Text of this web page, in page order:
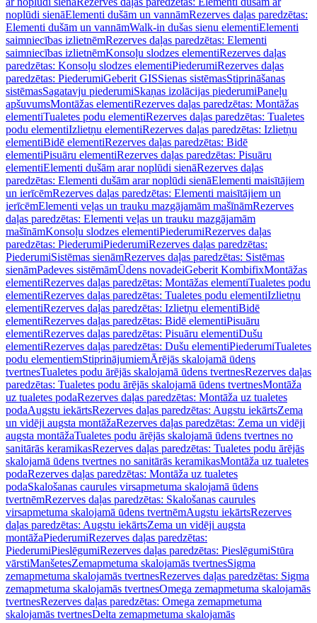
noplūdi sienāElementi dušām un vannāmRezerves daļas paredzētas:
Elementi dušām un vannāmWalk-in dušas sienu elementiElementi
saimniecības izlietnēmRezerves daļas paredzētas: Elementi
saimniecības izlietnēmKonsoļu slodzes elementiRezerves daļas
paredzētas: Konsoļu slodzes elementiPiederumiRezerves daļas
paredzētas: PiederumiGeberit GISSienas sistēmasStiprināšanas
sistēmasSagatavju piederumiSkaņas izolācijas piederumiPaneļu
apšuvumsMontāžas elementiRezerves daļas paredzētas: Montāžas
elementiTualetes podu elementiRezerves daļas paredzētas: Tualetes
podu elementiIzlietņu elementiRezerves daļas paredzētas: Izlietņu
elementiBidē elementiRezerves daļas paredzētas: Bidē
elementiPisuāru elementiRezerves daļas paredzētas: Pisuāru
elementiElementi dušām arar noplūdi sienāRezerves daļas
paredzētas: Elementi dušām arar noplūdi sienāElementi maisītājiem
un ierīcēmRezerves daļas paredzētas: Elementi maisītājiem un
ierīcēmElementi veļas un trauku mazgājamām mašīnāmRezerves
daļas paredzētas: Elementi veļas un trauku mazgājamām
mašīnāmKonsoļu slodzes elementiPiederumiRezerves daļas
paredzētas: PiederumiPiederumiRezerves daļas paredzētas:
PiederumiSistēmas sienāmRezerves daļas paredzētas: Sistēmas
sienāmPadeves sistēmāmŪdens novadeiGeberit KombifixMontāžas
elementiRezerves daļas paredzētas: Montāžas elementiTualetes podu
elementiRezerves daļas paredzētas: Tualetes podu elementiIzlietņu
elementiRezerves daļas paredzētas: Izlietņu elementiBidē
elementiRezerves daļas paredzētas: Bidē elementiPisuāru
elementiRezerves daļas paredzētas: Pisuāru elementiDušu
elementiRezerves daļas paredzētas: Dušu elementiPiederumiTualetes
podu elementiemStiprinājumiemĀrējās skalojamā ūdens
tvertnesTualetes podu ārējās skalojamā ūdens tvertnesRezerves daļas
paredzētas: Tualetes podu ārējās skalojamā ūdens tvertnesMontāža
uz tualetes podaRezerves daļas paredzētas: Montāža uz tualetes
podaAugstu iekārtsRezerves daļas paredzētas: Augstu iekārtsZema
un vidēji augsta montāžaRezerves daļas paredzētas: Zema un vidēji
augsta montāžaTualetes podu ārējās skalojamā ūdens tvertnes no
sanitārās keramikasRezerves daļas paredzētas: Tualetes podu ārējās
skalojamā ūdens tvertnes no sanitārās keramikasMontāža uz tualetes
podaRezerves daļas paredzētas: Montāža uz tualetes
podaSkalošanas caurules virsapmetuma skalojamā ūdens
tvertnēmRezerves daļas paredzētas: Skalošanas caurules
virsapmetuma skalojamā ūdens tvertnēmAugstu iekārtsRezerves
daļas paredzētas: Augstu iekārtsZema un vidēji augsta
montāžaPiederumiRezerves daļas paredzētas:
PiederumiPieslēgumiRezerves daļas paredzētas: PieslēgumiStūra
vārstiManšetesZemapmetuma skalojamās tvertnesSigma
zemapmetuma skalojamās tvertnesRezerves daļas paredzētas: Sigma
zemapmetuma skalojamās tvertnesOmega zemapmetuma skalojamās
tvertnesRezerves daļas paredzētas: Omega zemapmetuma
skalojamās tvertnesDelta zemapmetuma skalojamās